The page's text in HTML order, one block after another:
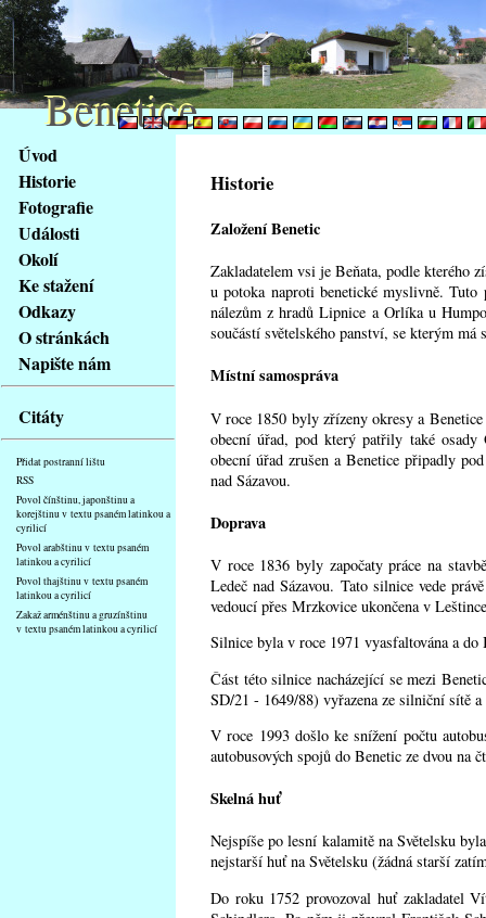
obsah
stránky
Klávesové
zkratky
tomto
webu
základní
Hlavní
strana
Úvod
Historie
Fotografie
Události
Okolí
Ke stažení
Odkazy
O stránkách
Napište nám
Citáty
Přidat postranní lištu
RSS
Povol čínštinu, japonštinu a
korejštinu v textu psaném latinkou a
cyrilicí
Povol arabštinu v textu psaném
latinkou a cyrilicí
Povol thajštinu v textu psaném
latinkou a cyrilicí
Zakaž arménštinu a gruzínštinu
v textu psaném latinkou a cyrilicí
Historie
Založení Benetic
Zakladatelem vsi je Beňata, podle kterého
u potoka naproti benetické myslivně.
nálezům z hradů Lipnice a Orlíka u
součástí světelského panství, se kterým má
Místní samospráva
V roce 1850 byly zřízeny okresy a
obecní úřad, pod který patřily také osady
obecní úřad zrušen a Benetice připadly
nad Sázavou.
Doprava
V roce 1836 byly započaty práce na
Ledeč nad Sázavou. Tato silnice vede
vedoucí přes Mrzkovice ukončena v
Silnice byla v roce 1971 vyasfaltována a do
Část této silnice nacházející se mezi
SD/21 - 1649/88) vyřazena ze silniční sítě a
V roce 1993 došlo ke snížení počtu
autobusových spojů do Benetic ze dvou na
Skelná huť
Nejspíše po lesní kalamitě na Světelsku
nejstarší huť na Světelsku (žádná starší
Do roku 1752 provozoval huť zakladatel
Benetice
Benetice